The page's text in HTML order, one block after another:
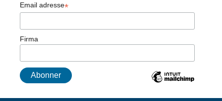
Email adresse*
Firma